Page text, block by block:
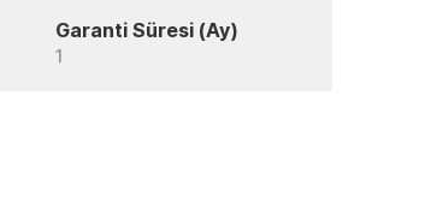
Garanti Süresi (Ay)
1